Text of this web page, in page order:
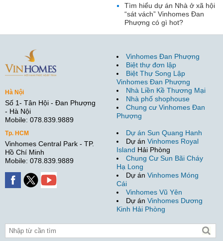
Tìm hiểu dự án Nhà ở xã hội
“sát vách” Vinhomes Đan
Phượng có gì hot?
Hà Nội
Số 1- Tân Hội - Đan Phượng
- Hà Nội
Mobile: 078.839.9889
Tp. HCM
Vinhomes Central Park - TP.
Hồ Chí Minh
Mobile: 078.839.9889
Vinhomes Đan Phượng
Biệt thự đơn lập
Biệt Thự Song Lập
Vinhomes Đan Phượng
Nhà Liền Kề Thương Mại
Nhà phố shophouse
Chung cư Vinhomes Đan
Phượng
Dự án Sun Quang Hanh
Dự án Vinhomes Royal
Island Hải Phòng
Chung Cư Sun Bãi Cháy
Hạ Long
Dự án Vinhomes Móng
Cái
Vinhomes Vũ Yên
Dự án Vinhomes Dương
Kinh Hải Phòng